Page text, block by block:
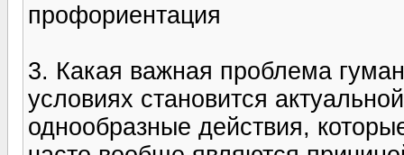
профориентация
3. Какая важная проблема
условиях становится
однообразные действия,